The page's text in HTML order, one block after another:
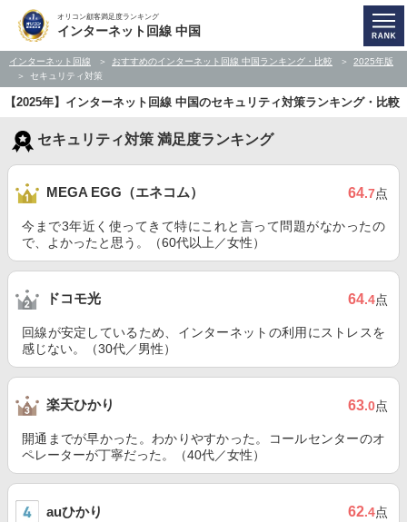
オリコン顧客満足度ランキング
インターネット回線 中国
インターネット回線 おすすめのインターネット回線 中国ランキング・比較
2025年版
セキュリティ対策
【2025年】インターネット回線 中国のセキュリティ対策ランキング・比較
セキュリティ対策 満足度ランキング
MEGA EGG（エネコム） 64.7点
今まで3年近く使ってきて特にこれと言って問題がなかったの
で、よかったと思う。（60代以上／女性）
ドコモ光 64.4点
回線が安定しているため、インターネットの利用にストレスを
感じない。（30代／男性）
楽天ひかり 63.0点
開通までが早かった。わかりやすかった。コールセンターのオ
ペレーターが丁寧だった。（40代／女性）
auひかり 62.4点